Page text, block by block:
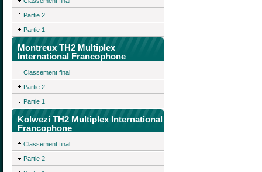
Partie 2
Partie 1
Montreux TH2 Multiplex
International Francophone
Classement final
Partie 2
Partie 1
Kolwezi TH2 Multiplex International
Francophone
Classement final
Partie 2